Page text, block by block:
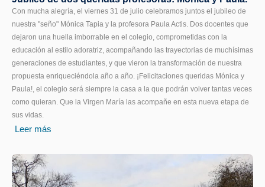
Con mucha alegría, el viernes 31 de julio celebramos juntos el jubileo de
nuestra "seño" Mónica Tapia y la profesora Paula Actis. Dos docentes que
dejaron una huella imborrable en el colegio, comprometidas con la
educación al estilo adoratriz, acompañando las trayectorias de muchísimas
generaciones de estudiantes, y que vieron la transformación de nuestra
propuesta enriqueciéndola año a año. ¡Felicitaciones queridas Mónica y
Paula!, el colegio será siempre la casa a la que podrán volver tantas veces
como quieran. Que la Virgen María las acompañe en esta nueva etapa de
sus vidas.
Leer más